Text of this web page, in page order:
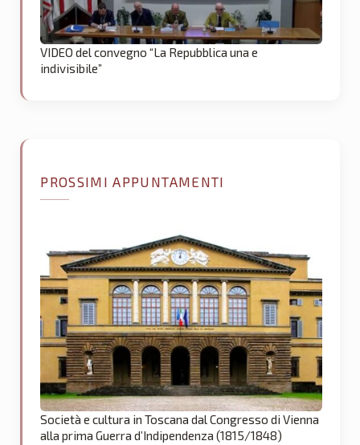
VIDEO del convegno “La Repubblica una e
indivisibile”
PROSSIMI APPUNTAMENTI
Società e cultura in Toscana dal Congresso di Vienna
alla prima Guerra d’Indipendenza (1815/1848)